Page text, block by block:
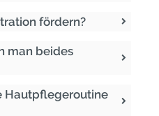
fördern?
man beides
Hautpflegeroutine